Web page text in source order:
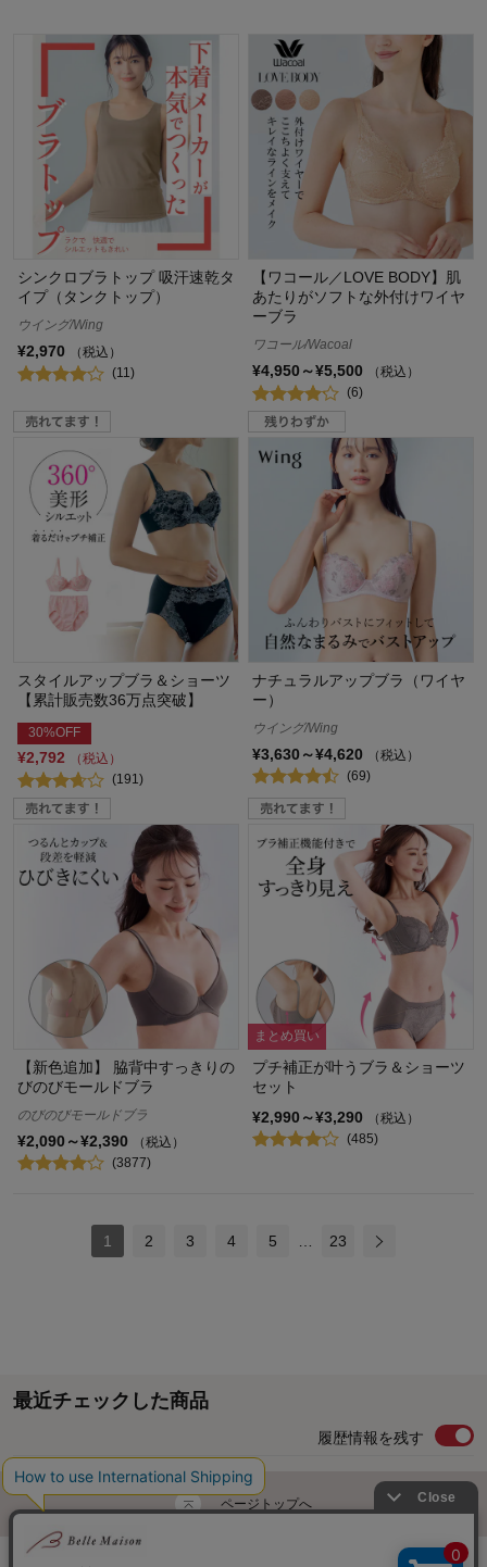
シンクロブラトップ 吸汗速乾タ
イプ（タンクトップ）
ウイング/Wing
¥2,970
（税込）
(11)
【ワコール／LOVE BODY】肌
あたりがソフトな外付けワイヤ
ーブラ
ワコール/Wacoal
¥4,950～¥5,500
（税込）
(6)
スタイルアップブラ＆ショーツ
【累計販売数36万点突破】
30%OFF
¥2,792
（税込）
(191)
ナチュラルアップブラ（ワイヤ
ー）
ウイング/Wing
¥3,630～¥4,620
（税込）
(69)
【新色追加】 脇背中すっきりの
びのびモールドブラ
のびのびモールドブラ
¥2,090～¥2,390
（税込）
(3877)
まとめ買い
プチ補正が叶うブラ＆ショーツ
セット
¥2,990～¥3,290
（税込）
(485)
1 2 3 4 5 … 23
最近チェックした商品
履歴情報を残す
ページトップへ